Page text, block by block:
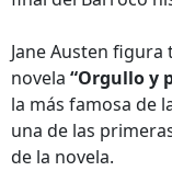
Jane Austen
novela “Orgullo y
la más famosa de
una de las
de la novela.